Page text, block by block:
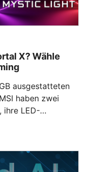
X? Wähle
ausgestatteten
haben zwei
ihre LED-